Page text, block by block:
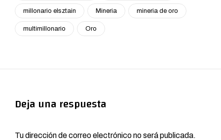
millonario elsztain Mineria mineria de oro
multimillonario Oro
Deja una respuesta
Tu dirección de correo electrónico no será publicada.